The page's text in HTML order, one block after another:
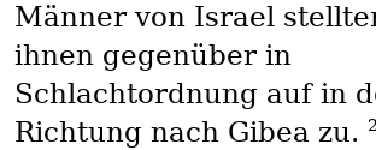
Männer von Israel
ihnen gegenüber in
Schlachtordnung auf in
Richtung nach Gibea zu.